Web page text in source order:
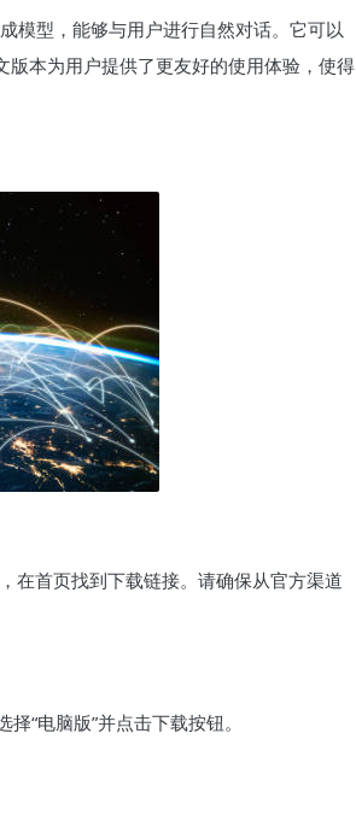
模型，能够与用户进行自然对话。它可以
本为用户提供了更友好的使用体验，使得
在首页找到下载链接。请确保从官方渠道
“电脑版”并点击下载按钮。